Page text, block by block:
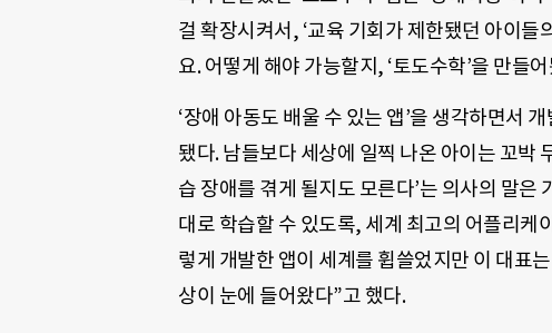
걸 확장시켜서, ‘교육 기회가 제한됐던 아이들
요. 어떻게 해야 가능할지, ‘토도수학’을 만들
‘장애 아동도 배울 수 있는 앱’을 생각하면서
됐다.남들보다 세상에 일찍 나온 아이는 꼬박
습 장애를 겪게 될지도 모른다’는 의사의 말은
대로 학습할 수 있도록, 세계 최고의 어플리케
렇게 개발한 앱이 세계를 휩쓸었지만 이 대표
상이 눈에 들어왔다”고 했다.